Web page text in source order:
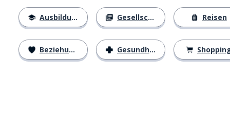
Ausbildung
Beziehungen
Gesellschaft
Gesundheit
Reisen